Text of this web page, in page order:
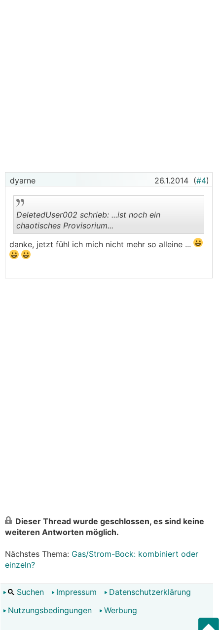
dyarne 26.1.2014 (#4)
DeletedUser002 schrieb: ...ist noch ein
chaotisches Provisorium...
danke, jetzt fühl ich mich nicht mehr so alleine ...
Dieser Thread wurde geschlossen, es sind keine
weiteren Antworten möglich.
Nächstes Thema: Gas/Strom-Bock: kombiniert oder
einzeln?
Suchen Impressum
Datenschutzerklärung
Nutzungsbedingungen
Werbung